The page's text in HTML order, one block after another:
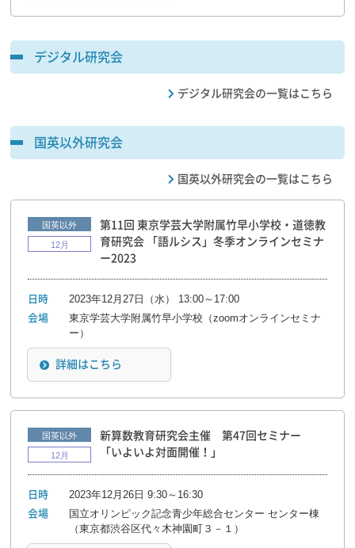
デジタル研究会
デジタル研究会の一覧はこちら
国英以外研究会
国英以外研究会の一覧はこちら
国英以外
12月
第11回 東京学芸大学附属竹早小学校・道徳教
育研究会 「語ルシス」冬季オンラインセミナ
ー2023
日時 2023年12月27日（水） 13:00～17:00
会場
東京学芸大学附属竹早小学校（zoomオンラインセミナ
ー）
詳細はこちら
国英以外
12月
新算数教育研究会主催 第47回セミナー
「いよいよ対面開催！」
日時 2023年12月26日 9:30～16:30
会場
国立オリンピック記念青少年総合センター センター棟
（東京都渋谷区代々木神園町３－１）